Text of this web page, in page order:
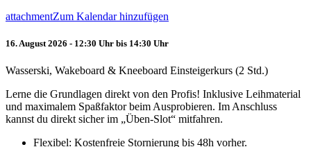
attachmentZum Kalendar hinzufügen
16. August 2026 - 12:30 Uhr bis 14:30 Uhr
Wasserski, Wakeboard & Kneeboard Einsteigerkurs (2 Std.)
Lerne die Grundlagen direkt von den Profis! Inklusive Leihmaterial
und maximalem Spaßfaktor beim Ausprobieren. Im Anschluss
kannst du direkt sicher im „Üben-Slot“ mitfahren.
Flexibel: Kostenfreie Stornierung bis 48h vorher.